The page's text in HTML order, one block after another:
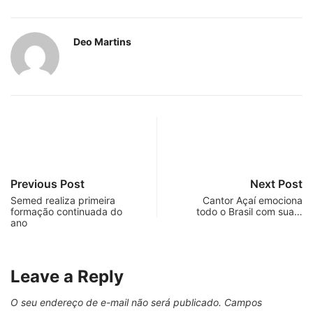
Deo Martins
Previous Post
Semed realiza primeira
formação continuada do
ano
Next Post
Cantor Açaí emociona
todo o Brasil com sua…
Leave a Reply
O seu endereço de e-mail não será publicado. Campos